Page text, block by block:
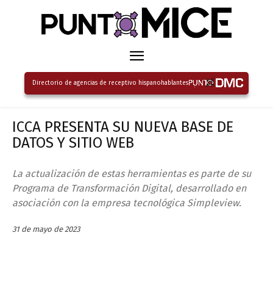
Directorio de agencias de receptivo hispanohablantes
ICCA PRESENTA SU NUEVA BASE DE
DATOS Y SITIO WEB
La actualización de estas herramientas es parte de su
Programa de Transformación Digital, desarrollado en
asociación con la empresa tecnológica Simpleview.
31 de mayo de 2023